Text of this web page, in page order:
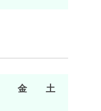
金 土